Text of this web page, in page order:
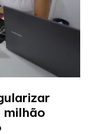
milhão